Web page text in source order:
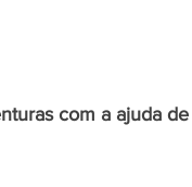
com a ajuda